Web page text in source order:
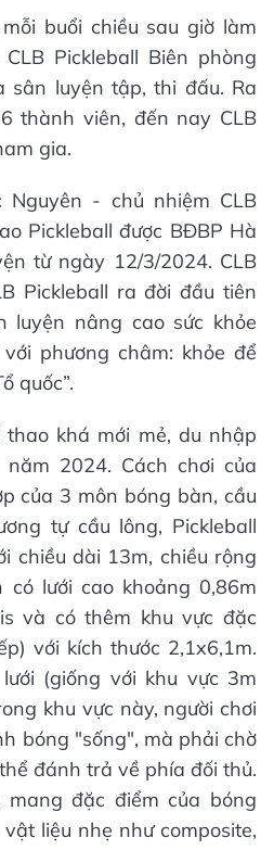
buổi chiều sau giờ làm
Pickleball Biên phòng
sân luyện tập, thi đấu. Ra
thành viên, đến nay CLB
gia.
- chủ nhiệm CLB
Pickleball được BĐBP Hà
từ ngày 12/3/2024. CLB
Pickleball ra đời đầu tiên
luyện nâng cao sức khỏe
phương châm: khỏe để
quốc”.
khá mới mẻ, du nhập
2024. Cách chơi của
của 3 môn bóng bàn, cầu
tự cầu lông, Pickleball
chiều dài 13m, chiều rộng
có lưới cao khoảng 0,86m
và có thêm khu vực đặc
với kích thước 2,1x6,1m.
(giống với khu vực 3m
khu vực này, người chơi
bóng "sống", mà phải chờ
đánh trả về phía đối thủ.
đặc điểm của bóng
liệu nhẹ như composite,